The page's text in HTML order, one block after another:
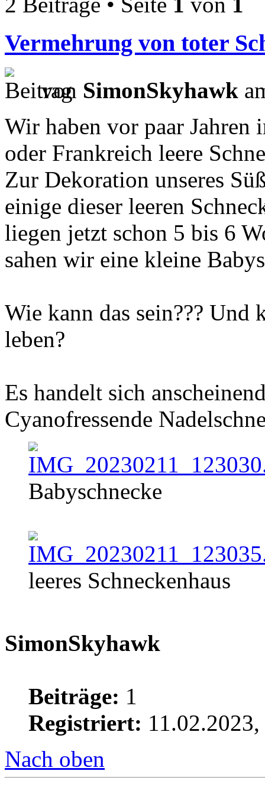
Vermehrung von toter
von SimonSkyhawk
Wir haben vor paar
oder Frankreich leere
Zur Dekoration unseres
einige dieser leeren
liegen jetzt schon 5 bis 6
sahen wir eine kleine
Wie kann das sein??? Und
leben?
Es handelt sich
Cyanofressende
Babyschnecke
leeres Schneckenhaus
SimonSkyhawk
Beiträge: 1
Registriert:
Nach oben